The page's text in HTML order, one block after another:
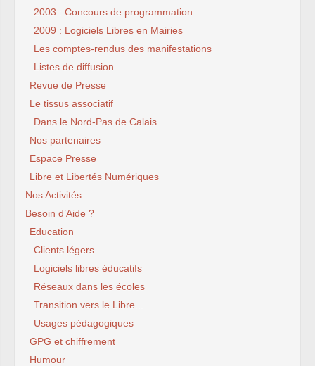
2003 : Concours de programmation
2009 : Logiciels Libres en Mairies
Les comptes-rendus des manifestations
Listes de diffusion
Revue de Presse
Le tissus associatif
Dans le Nord-Pas de Calais
Nos partenaires
Espace Presse
Libre et Libertés Numériques
Nos Activités
Besoin d’Aide ?
Education
Clients légers
Logiciels libres éducatifs
Réseaux dans les écoles
Transition vers le Libre...
Usages pédagogiques
GPG et chiffrement
Humour